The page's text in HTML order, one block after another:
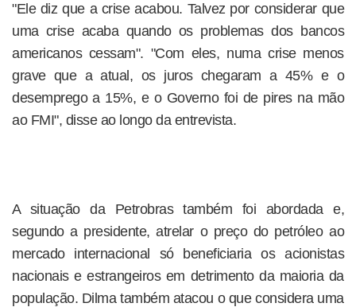
"Ele diz que a crise acabou. Talvez por considerar que
uma crise acaba quando os problemas dos bancos
americanos cessam". "Com eles, numa crise menos
grave que a atual, os juros chegaram a 45% e o
desemprego a 15%, e o Governo foi de pires na mão
ao FMI", disse ao longo da entrevista.
A situação da Petrobras também foi abordada e,
segundo a presidente, atrelar o preço do petróleo ao
mercado internacional só beneficiaria os acionistas
nacionais e estrangeiros em detrimento da maioria da
população. Dilma também atacou o que considera uma